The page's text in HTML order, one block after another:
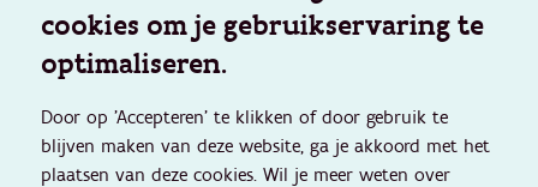
cookies om je gebruikservaring te
optimaliseren.
Door op 'Accepteren' te klikken of door gebruik te
blijven maken van deze website, ga je akkoord met het
plaatsen van deze cookies. Wil je meer weten over